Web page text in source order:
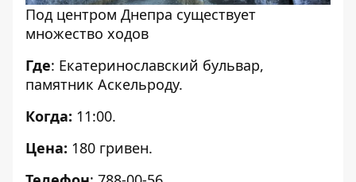
Под центром Днепра существует
множество ходов
Где: Екатеринославский бульвар,
памятник Аскельроду.
Когда: 11:00.
Цена: 180 гривен.